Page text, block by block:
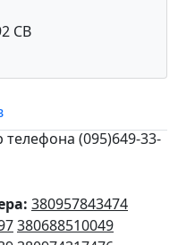
CB
(095)649-33-
380957843474
380688510049